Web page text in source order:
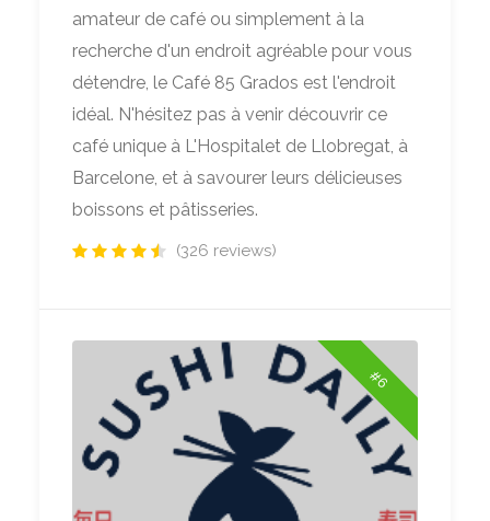
amateur de café ou simplement à la
recherche d'un endroit agréable pour vous
détendre, le Café 85 Grados est l'endroit
idéal. N'hésitez pas à venir découvrir ce
café unique à L'Hospitalet de Llobregat, à
Barcelone, et à savourer leurs délicieuses
boissons et pâtisseries.
(326 reviews)
#6